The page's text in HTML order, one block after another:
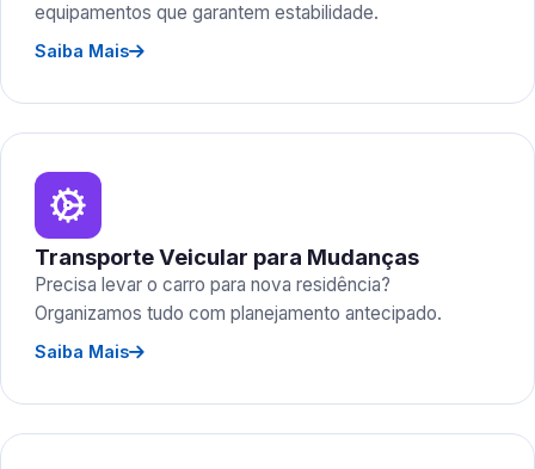
equipamentos que garantem estabilidade.
Saiba Mais
Transporte Veicular para Mudanças
Precisa levar o carro para nova residência?
Organizamos tudo com planejamento antecipado.
Saiba Mais